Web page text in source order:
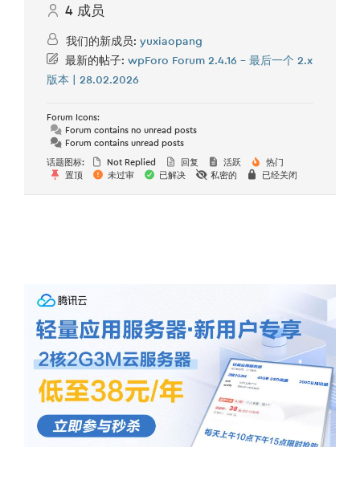
4 成员
我们的新成员: yuxiaopang
最新的帖子: wpForo Forum 2.4.16 – 最后一个 2.x
版本 | 28.02.2026
Forum Icons:
Forum contains no unread posts
Forum contains unread posts
话题图标: Not Replied 回复 活跃
热门
置顶
未过审 已解决 私密的 已经关闭